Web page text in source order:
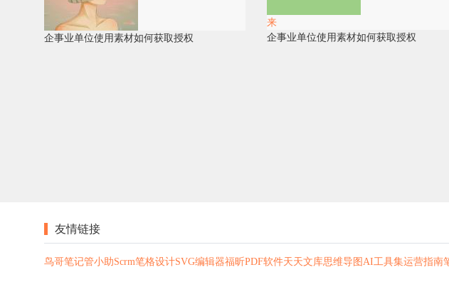
企事业单位使用素材如何获取授权
来
企事业单位使用素材如何获取授权
友情链接
鸟哥笔记管小助Scrm笔格设计SVG编辑器福昕PDF软件天天文库思维导图 AI工具集运营指南